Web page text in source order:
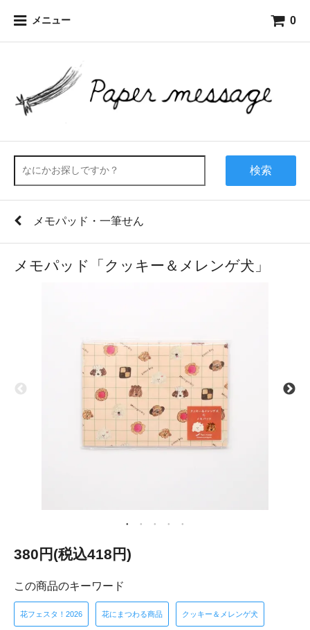
メニュー 0
検索
メモパッド・一筆せん
メモパッド「クッキー＆メレンゲ犬」
380円(税込418円)
この商品のキーワード
花フェスタ！2026 花にまつわる商品 クッキー＆メレンゲ犬